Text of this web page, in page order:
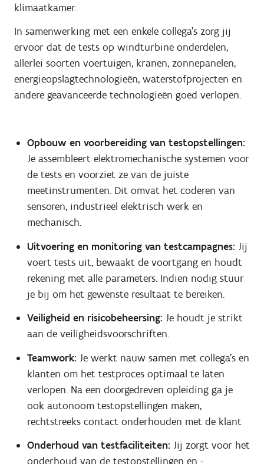
klimaatkamer.
In samenwerking met een enkele collega's zorg jij
ervoor dat de tests op windturbine onderdelen,
allerlei soorten voertuigen, kranen, zonnepanelen,
energieopslagtechnologieën, waterstofprojecten en
andere geavanceerde technologieën goed verlopen.
Opbouw en voorbereiding van testopstellingen:
Je assembleert elektromechanische systemen voor
de tests en voorziet ze van de juiste
meetinstrumenten. Dit omvat het coderen van
sensoren, industrieel elektrisch werk en
mechanisch.
Uitvoering en monitoring van testcampagnes: Jij
voert tests uit, bewaakt de voortgang en houdt
rekening met alle parameters. Indien nodig stuur
je bij om het gewenste resultaat te bereiken.
Veiligheid en risicobeheersing: Je houdt je strikt
aan de veiligheidsvoorschriften.
Teamwork: Je werkt nauw samen met collega’s en
klanten om het testproces optimaal te laten
verlopen. Na een doorgedreven opleiding ga je
ook autonoom testopstellingen maken,
rechtstreeks contact onderhouden met de klant
Onderhoud van testfaciliteiten: Jij zorgt voor het
onderhoud van de testopstellingen en -